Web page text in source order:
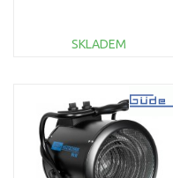
SKLADEM
Porovnat